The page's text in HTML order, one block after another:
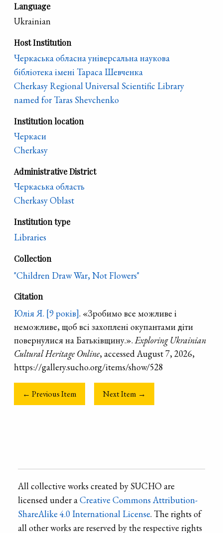
Language
Ukrainian
Host Institution
Черкаська обласна універсальна наукова
бібліотека імені Тараса Шевченка
Cherkasy Regional Universal Scientific Library
named for Taras Shevchenko
Institution location
Черкаси
Cherkasy
Administrative District
Черкаська область
Cherkasy Oblast
Institution type
Libraries
Collection
"Children Draw War, Not Flowers"
Citation
Юлія Я. [9 років]. «Зробимо все можливе і
неможливе, щоб всі захоплені окупантами діти
повернулися на Батьківщину.».Exploring Ukrainian
Cultural Heritage Online, accessed August 7, 2026,
https://gallery.sucho.org/items/show/528
← Previous Item Next Item →
All collective works created by SUCHO are
licensed under aCreative Commons Attribution-
ShareAlike 4.0 International License. The rights of
all other works are reserved by the respective rights